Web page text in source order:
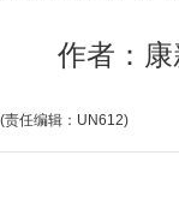
作者：康
(责任编辑：UN612)